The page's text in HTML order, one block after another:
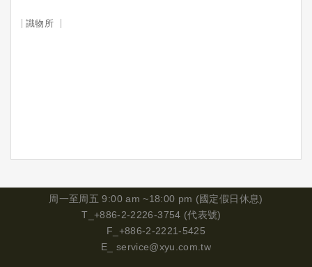
識物所
周一至周五 9:00 am ~18:00 pm (國定假日休息)
T_+886-2-2226-3754 (代表號)
F_+886-2-2221-5425
E_ service@xyu.com.tw